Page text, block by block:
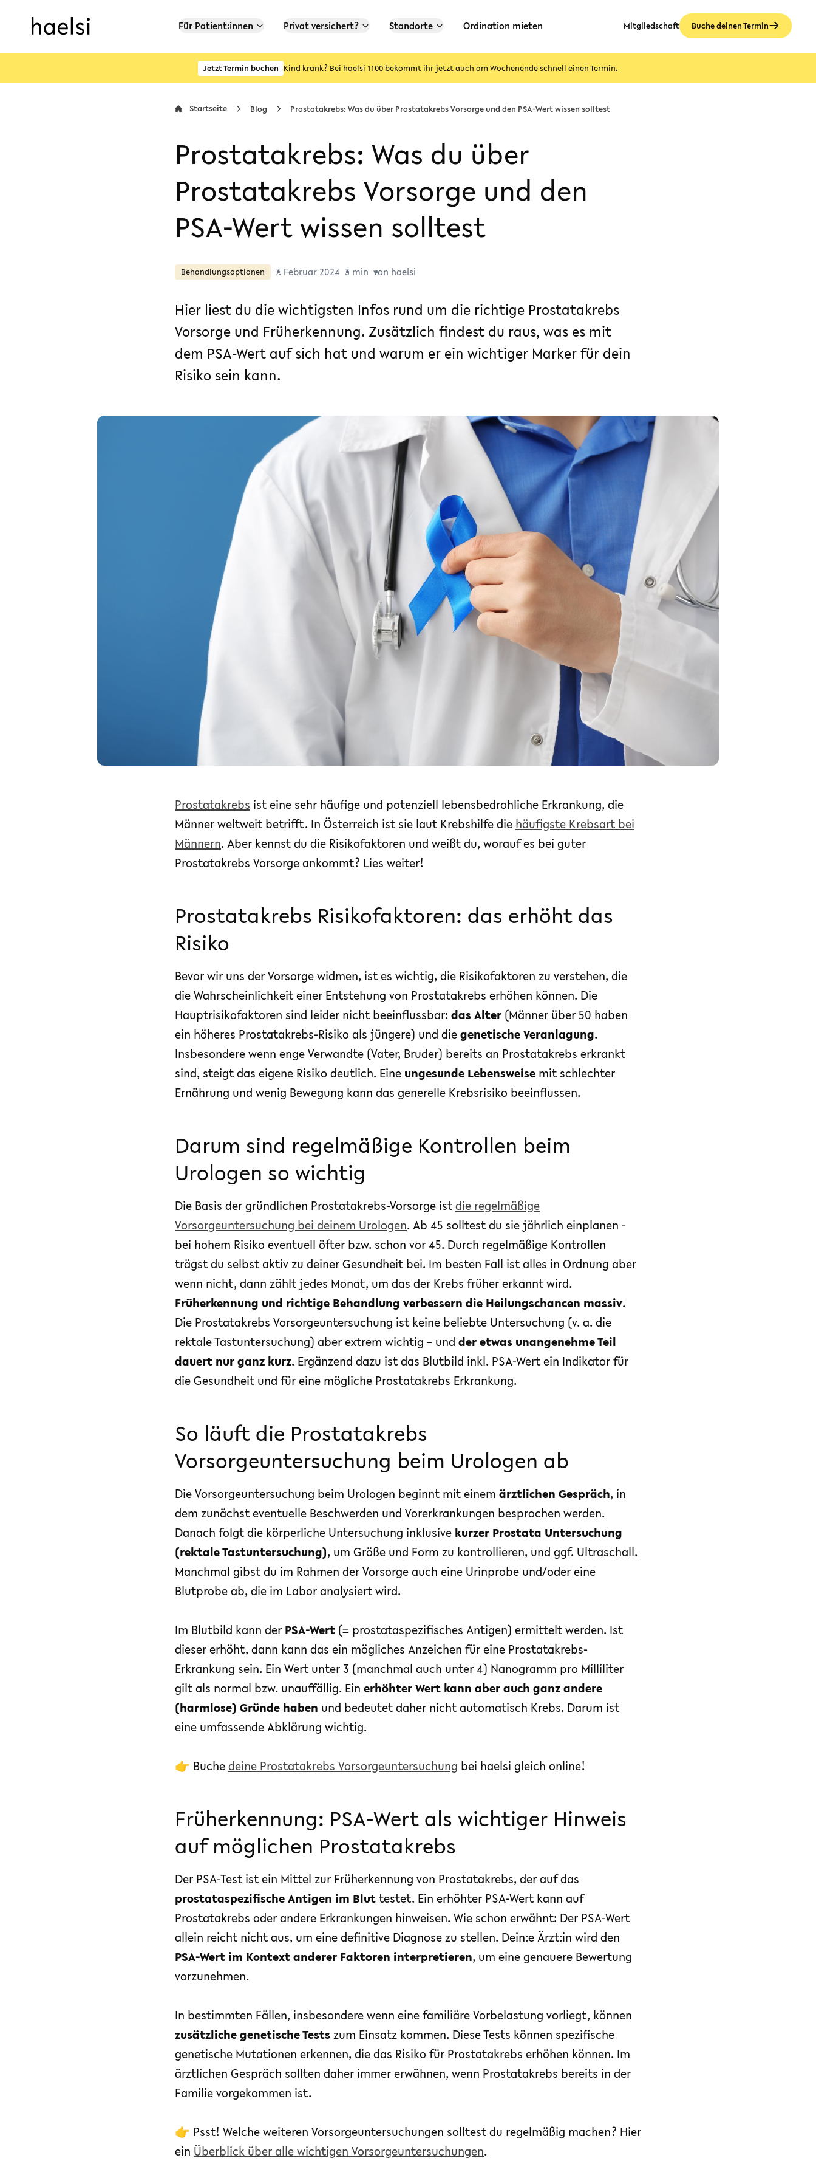
Mitgliedschaft Buche deinen Termin
Für Patient:innen Privat versichert? Standorte Ordination mieten
Jetzt Termin buchen Kind krank? Bei haelsi 1100 bekommt ihr jetzt auch am Wochenende schnell einen Termin.
Startseite Blog Prostatakrebs: Was du über Prostatakrebs Vorsorge und den PSA-Wert wissen solltest
Prostatakrebs: Was du über
Prostatakrebs Vorsorge und den
PSA-Wert wissen solltest
Behandlungsoptionen 7. Februar 2024 3 min von haelsi
Hier liest du die wichtigsten Infos rund um die richtige Prostatakrebs
Vorsorge und Früherkennung. Zusätzlich findest du raus, was es mit
dem PSA-Wert auf sich hat und warum er ein wichtiger Marker für dein
Risiko sein kann.
Prostatakrebs ist eine sehr häufige und potenziell lebensbedrohliche Erkrankung, die
Männer weltweit betrifft. In Österreich ist sie laut Krebshilfe die häufigste Krebsart bei
Männern. Aber kennst du die Risikofaktoren und weißt du, worauf es bei guter
Prostatakrebs Vorsorge ankommt? Lies weiter!
Prostatakrebs Risikofaktoren: das erhöht das
Risiko
Bevor wir uns der Vorsorge widmen, ist es wichtig, die Risikofaktoren zu verstehen, die
die Wahrscheinlichkeit einer Entstehung von Prostatakrebs erhöhen können. Die
Hauptrisikofaktoren sind leider nicht beeinflussbar: dasAlter (Männer über 50 haben
ein höheres Prostatakrebs-Risiko als jüngere) und diegenetische Veranlagung.
Insbesondere wenn enge Verwandte (Vater, Bruder) bereits an Prostatakrebs erkrankt
sind, steigt das eigene Risiko deutlich. Eine ungesunde Lebensweise mit schlechter
Ernährung und wenig Bewegung kann das generelle Krebsrisiko beeinflussen.
Darum sind regelmäßige Kontrollen beim
Urologen so wichtig
Die Basis der gründlichen Prostatakrebs-Vorsorge istdie regelmäßige
Vorsorgeuntersuchung bei deinem Urologen. Ab 45 solltest du sie jährlich einplanen -
bei hohem Risiko eventuell öfter bzw. schon vor 45. Durch regelmäßige Kontrollen
trägst du selbst aktiv zu deiner Gesundheit bei. Im besten Fall ist alles in Ordnung aber
wenn nicht, dann zählt jedes Monat, um das der Krebs früher erkannt wird.
Früherkennung und richtige Behandlung verbessern die Heilungschancen massiv.
Die Prostatakrebs Vorsorgeuntersuchung ist keine beliebte Untersuchung (v. a. die
rektale Tastuntersuchung) aber extrem wichtig – und der etwas unangenehme Teil
dauert nur ganz kurz. Ergänzend dazu ist das Blutbild inkl. PSA-Wert ein Indikator für
die Gesundheit und für eine mögliche Prostatakrebs Erkrankung.
So läuft die Prostatakrebs
Vorsorgeuntersuchung beim Urologen ab
Die Vorsorgeuntersuchung beim Urologen beginnt mit einem ärztlichen Gespräch, in
dem zunächst eventuelle Beschwerden und Vorerkrankungen besprochen werden.
Danach folgt die körperliche Untersuchung inklusive kurzer Prostata Untersuchung
(rektale Tastuntersuchung), um Größe und Form zu kontrollieren, und ggf. Ultraschall.
Manchmal gibst du im Rahmen der Vorsorge auch eine Urinprobe und/oder eine
Blutprobe ab, die im Labor analysiert wird.
Im Blutbild kann der PSA-Wert (= prostataspezifisches Antigen) ermittelt werden. Ist
dieser erhöht, dann kann das ein mögliches Anzeichen für eine Prostatakrebs-
Erkrankung sein. Ein Wert unter 3 (manchmal auch unter 4) Nanogramm pro Milliliter
gilt als normal bzw. unauffällig. Ein erhöhter Wert kann aber auch ganz andere
(harmlose) Gründe haben und bedeutet daher nicht automatisch Krebs. Darum ist
eine umfassende Abklärung wichtig.
👉 Buchedeine Prostatakrebs Vorsorgeuntersuchung bei haelsi gleich online!
Früherkennung: PSA-Wert als wichtiger Hinweis
auf möglichen Prostatakrebs
Der PSA-Test ist ein Mittel zur Früherkennung von Prostatakrebs, der auf das
prostataspezifische Antigen im Bluttestet. Ein erhöhter PSA-Wert kann auf
Prostatakrebs oder andere Erkrankungen hinweisen. Wie schon erwähnt: Der PSA-Wert
allein reicht nicht aus, um eine definitive Diagnose zu stellen. Dein:e Ärzt:in wird den
PSA-Wert im Kontext anderer Faktoren interpretieren, um eine genauere Bewertung
vorzunehmen.
In bestimmten Fällen, insbesondere wenn eine familiäre Vorbelastung vorliegt, können
zusätzliche genetische Testszum Einsatz kommen. Diese Tests können spezifische
genetische Mutationen erkennen, die das Risiko für Prostatakrebs erhöhen können. Im
ärztlichen Gespräch sollten daher immer erwähnen, wenn Prostatakrebs bereits in der
Familie vorgekommen ist.
👉 Psst! Welche weiteren Vorsorgeuntersuchungen solltest du regelmäßig machen? Hier
ein Überblick über alle wichtigen Vorsorgeuntersuchungen.